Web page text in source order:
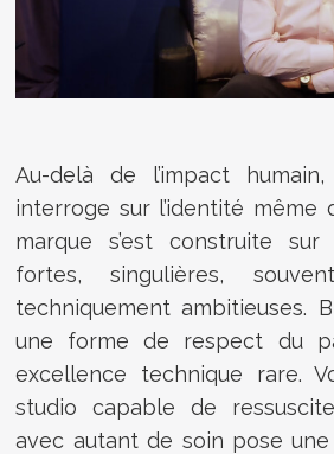
Au-delà de l’impact
interroge sur l’identité même
marque s’est construite sur
fortes, singulières,
techniquement ambitieuses.
une forme de respect du
excellence technique rare.
studio capable de
avec autant de soin pose